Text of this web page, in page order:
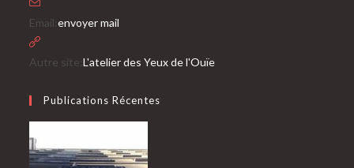
Email:envoyer mail
votre
Autre site:L'atelier des Yeux de l'Ouïe
Publications Récentes